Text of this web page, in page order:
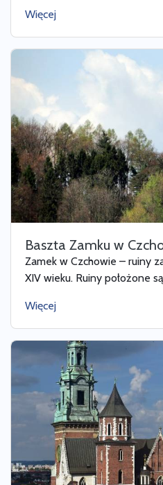
Więcej
Baszta Zamku w
Zamek w Czchowie – ruiny
XIV wieku. Ruiny położone
Więcej